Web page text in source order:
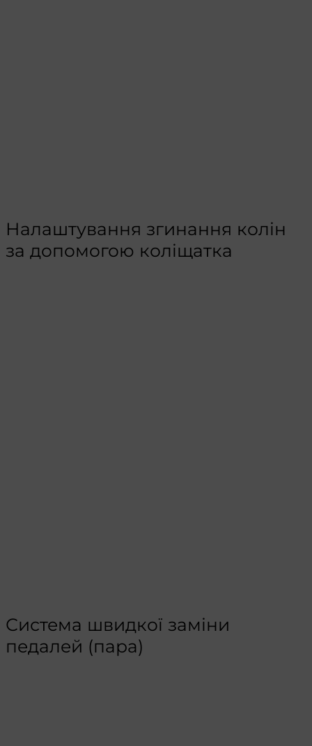
Налаштування згинання колін
за допомогою коліщатка
Система швидкої заміни
педалей (пара)